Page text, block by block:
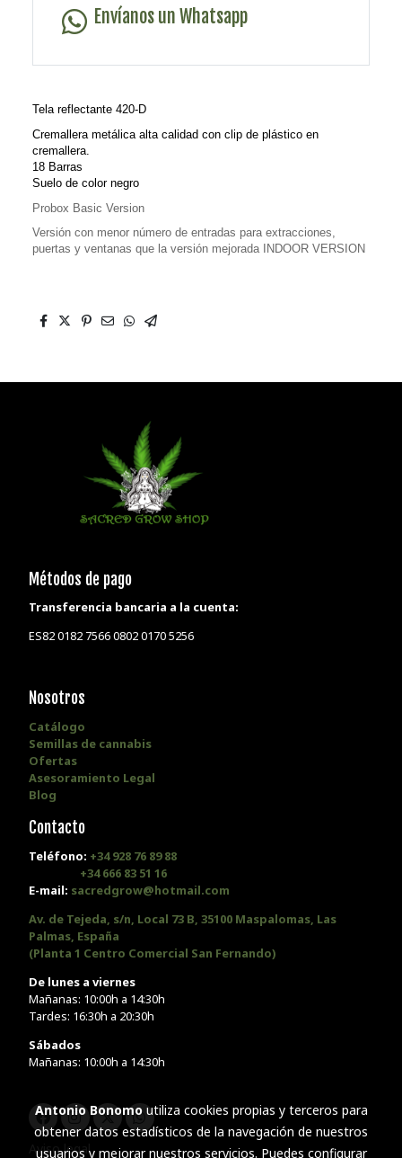
Envíanos un Whatsapp
Tela reflectante 420-D
Cremallera metálica alta calidad con clip de plástico en
cremallera.
18 Barras
Suelo de color negro
Probox Basic Version
Versión con menor número de entradas para extracciones,
puertas y ventanas que la versión mejorada INDOOR VERSION
Métodos de pago
Transferencia bancaria a la cuenta:
ES82 0182 7566 0802 0170 5256
Nosotros
Catálogo
Semillas de cannabis
Ofertas
Asesoramiento Legal
Blog
Contacto
Teléfono: +34 928 76 89 88
+34 666 83 51 16
E-mail: sacredgrow@hotmail.com
Av. de Tejeda, s/n, Local 73 B, 35100 Maspalomas, Las
Palmas, España
(Planta 1 Centro Comercial San Fernando)
De lunes a viernes
Mañanas: 10:00h a 14:30h
Tardes: 16:30h a 20:30h
Sábados
Mañanas: 10:00h a 14:30h
Aviso legal
Antonio Bonomoutiliza cookies propias y terceros para
obtener datos estadísticos de la navegación de nuestros
usuarios y mejorar nuestros servicios. Puedes configurar